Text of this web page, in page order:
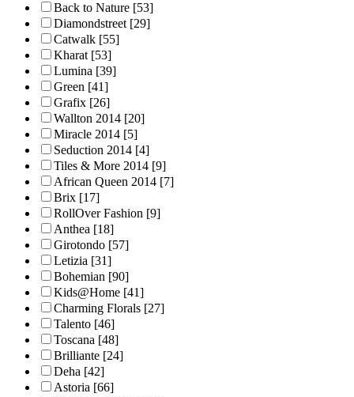
Back to Nature [53]
Diamondstreet [29]
Catwalk [55]
Kharat [53]
Lumina [39]
Green [41]
Grafix [26]
Wallton 2014 [20]
Miracle 2014 [5]
Seduction 2014 [4]
Tiles & More 2014 [9]
African Queen 2014 [7]
Brix [17]
RollOver Fashion [9]
Anthea [18]
Girotondo [57]
Letizia [31]
Bohemian [90]
Kids@Home [41]
Charming Florals [27]
Talento [46]
Toscana [48]
Brilliante [24]
Deha [42]
Astoria [66]